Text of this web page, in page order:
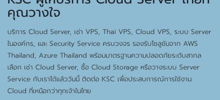
คุณวางใจ
บริการ Cloud Server, เช่า VPS, Thai VPS, Cloud VPS, ระบบ Server
ในองค์กร, และ Security Service ครบวงจร รองรับโซลูชันจาก AWS
Thailand, Azure Thailand พร้อมมาตรฐานความปลอดภัยระดับสากล
เลือก เช่า Cloud Server, ซื้อ Cloud Storage หรือวางระบบ Server
Service กับเราได้แล้ววันนี้ ติดต่อ KSC เพื่อประสบการณ์การใช้งาน
Cloud ที่เหนือกว่าทุกเจ้าในไทย